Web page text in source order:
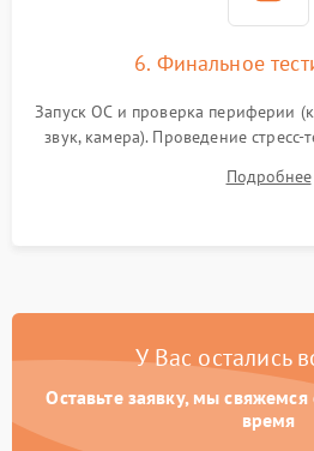
6. Финальное
Запуск ОС и проверка периферии
звук, камера). Проведение стресс-
для контроля температурного
системы под пиковой
Подробнее
У Вас остались
Оставьте заявку, мы
время